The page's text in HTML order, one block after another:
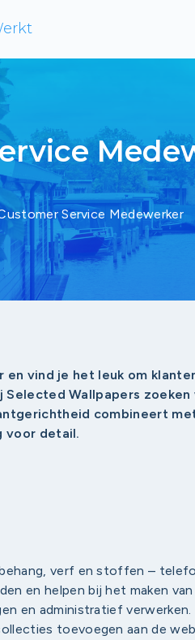
Service Medewerker
vind je het leuk om
Wallpapers
combineert
voor detail.
verf en stoffen –
en helpen bij het maken
en administratief verwerken.
toevoegen aan de